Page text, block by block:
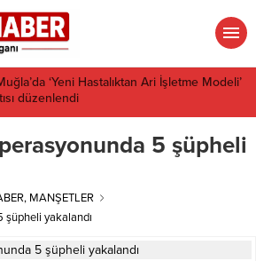
‘Yeni Hastalıktan Ari İşletme Modeli’
düzenlendi
5 şüpheli
, MANŞETLER
şüpheli yakalandı